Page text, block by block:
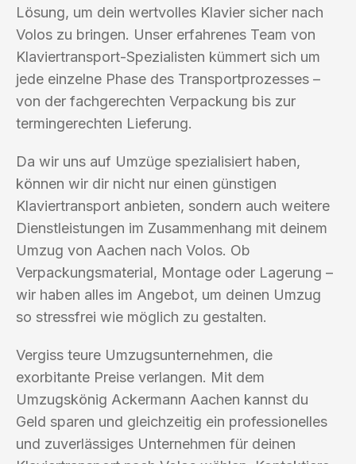
Lösung, um dein wertvolles Klavier sicher nach
Volos zu bringen. Unser erfahrenes Team von
Klaviertransport-Spezialisten kümmert sich um
jede einzelne Phase des Transportprozesses –
von der fachgerechten Verpackung bis zur
termingerechten Lieferung.
Da wir uns auf Umzüge spezialisiert haben,
können wir dir nicht nur einen günstigen
Klaviertransport anbieten, sondern auch weitere
Dienstleistungen im Zusammenhang mit deinem
Umzug von Aachen nach Volos. Ob
Verpackungsmaterial, Montage oder Lagerung –
wir haben alles im Angebot, um deinen Umzug
so stressfrei wie möglich zu gestalten.
Vergiss teure Umzugsunternehmen, die
exorbitante Preise verlangen. Mit dem
Umzugskönig Ackermann Aachen kannst du
Geld sparen und gleichzeitig ein professionelles
und zuverlässiges Unternehmen für deinen